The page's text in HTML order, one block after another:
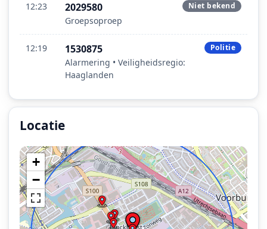
12:23 2029580
Groepsoproep
Niet bekend
12:19 1530875
Alarmering • Veiligheidsregio:
Haaglanden
Politie
Locatie
+
−
Locatie van het incident: Zonweg, Den Haag.